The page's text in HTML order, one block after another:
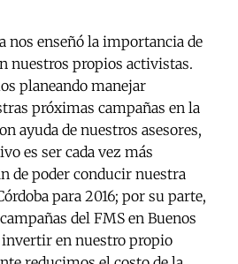
nos enseñó la importancia de
nuestros propios activistas.
planeando manejar
próximas campañas en la
ayuda de nuestros asesores,
es ser cada vez más
de poder conducir nuestra
para 2016; por su parte,
del FMS en Buenos
en nuestro propio